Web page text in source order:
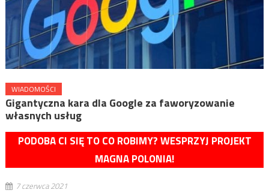
WIADOMOŚCI
Gigantyczna kara dla Google za faworyzowanie
własnych usług
PODOBA CI SIĘ TO CO ROBIMY? WESPRZYJ PROJEKT
MAGNA POLONIA!
7 czerwca 2021